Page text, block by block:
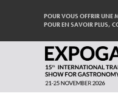
POUR VOUS OFFRIR UNE
POUR EN SAVOIR PLUS,